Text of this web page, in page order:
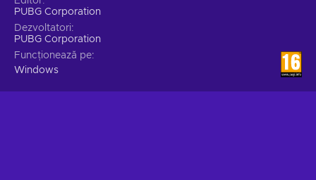
PUBG Corporation
Dezvoltatori
PUBG Corporation
Funcționează pe
Windows